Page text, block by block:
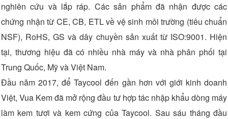
nghiên cứu và lắp ráp. Các sản phẩm đã nhận được các
chứng nhận từ CE, CB, ETL về vệ sinh môi trường (tiêu chuẩn
NSF), RoHS, GS và dây chuyền sản xuất từ ISO:9001. Hiện
tại, thương hiệu đã có nhiều nhà máy và nhà phân phối tại
Trung Quốc, Mỹ và Việt Nam.
Đầu năm 2017, để Taycool đến gần hơn với giới kinh doanh
Việt, Vua Kem đã mở rộng đầu tư hợp tác nhập khẩu dòng máy
làm kem tươi và kem cứng của Taycool. Sau sáu tháng đầu